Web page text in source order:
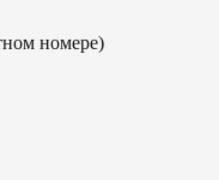
номере)